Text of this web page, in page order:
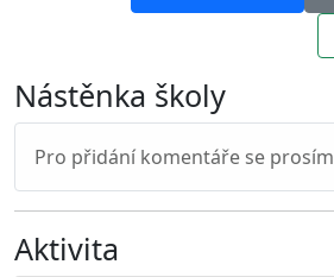
Nástěnka školy
Pro přidání komentáře se prosím
Aktivita